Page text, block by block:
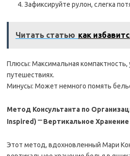
Зафиксируйте рулон, слегка
Читать статью как
Плюсы: Максимальная компактность,
путешествиях.
Минусы: Может немного помять
Метод Консультанта по
Inspired) ⎻ Вертикальное Хранение
Этот метод, вдохновленный Мари